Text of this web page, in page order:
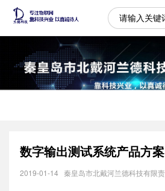
数字输出测试系统产品方案
2019-01-14 秦皇岛市北戴河兰德科技有限